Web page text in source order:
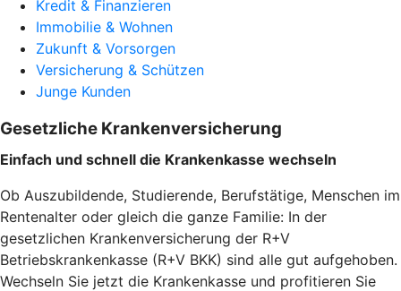
Kredit & Finanzieren
Immobilie & Wohnen
Zukunft & Vorsorgen
Versicherung & Schützen
Junge Kunden
Gesetzliche Krankenversicherung
Einfach und schnell die Krankenkasse wechseln
Ob Auszubildende, Studierende, Berufstätige, Menschen im
Rentenalter oder gleich die ganze Familie: In der
gesetzlichen Krankenversicherung der R+V
Betriebskrankenkasse (R+V BKK) sind alle gut aufgehoben.
Wechseln Sie jetzt die Krankenkasse und profitieren Sie